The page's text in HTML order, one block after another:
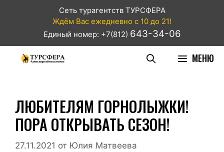
Сеть турагентств ТУРСФЕРА
Ждём Вас ежедневно с 10 до 21!
Единый номер: +7(812) 643-34-06
МЕНЮ
ЛЮБИТЕЛЯМ ГОРНОЛЫЖКИ!
ПОРА ОТКРЫВАТЬ СЕЗОН!
27.11.2021 от Юлия Матвеева